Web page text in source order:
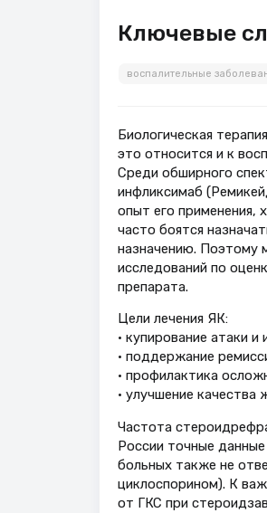
Ключевые
воспалительные
Биологическая
это относится и к
Среди обширного
инфликсимаб
опыт его применения,
часто боятся
назначению. Поэтому
исследований по
препарата.
Цели лечения ЯК:
• купирование атаки и
• поддержание
• профилактика
• улучшение качества
Частота
России точные
больных также не
циклоспорином). К
от ГКС при